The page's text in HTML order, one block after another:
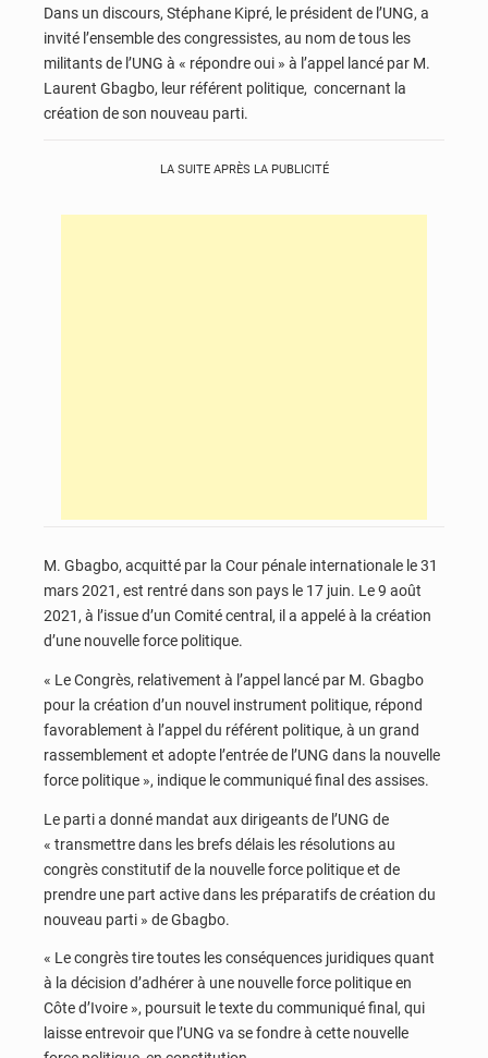
Dans un discours, Stéphane Kipré, le président de l’UNG, a
invité l’ensemble des congressistes, au nom de tous les
militants de l’UNG à « répondre oui » à l’appel lancé par M.
Laurent Gbagbo, leur référent politique, concernant la
création de son nouveau parti.
LA SUITE APRÈS LA PUBLICITÉ
M. Gbagbo, acquitté par la Cour pénale internationale le 31
mars 2021, est rentré dans son pays le 17 juin. Le 9 août
2021, à l’issue d’un Comité central, il a appelé à la création
d’une nouvelle force politique.
« Le Congrès, relativement à l’appel lancé par M. Gbagbo
pour la création d’un nouvel instrument politique, répond
favorablement à l’appel du référent politique, à un grand
rassemblement et adopte l’entrée de l’UNG dans la nouvelle
force politique », indique le communiqué final des assises.
Le parti a donné mandat aux dirigeants de l’UNG de
« transmettre dans les brefs délais les résolutions au
congrès constitutif de la nouvelle force politique et de
prendre une part active dans les préparatifs de création du
nouveau parti » de Gbagbo.
« Le congrès tire toutes les conséquences juridiques quant
à la décision d’adhérer à une nouvelle force politique en
Côte d’Ivoire », poursuit le texte du communiqué final, qui
laisse entrevoir que l’UNG va se fondre à cette nouvelle